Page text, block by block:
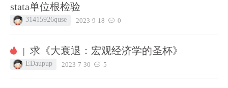
stata单位根检验
31415926quse 2023-9-18 0
| 求《大衰退：宏观经济学的圣杯》
EDaupup 2023-7-30 5